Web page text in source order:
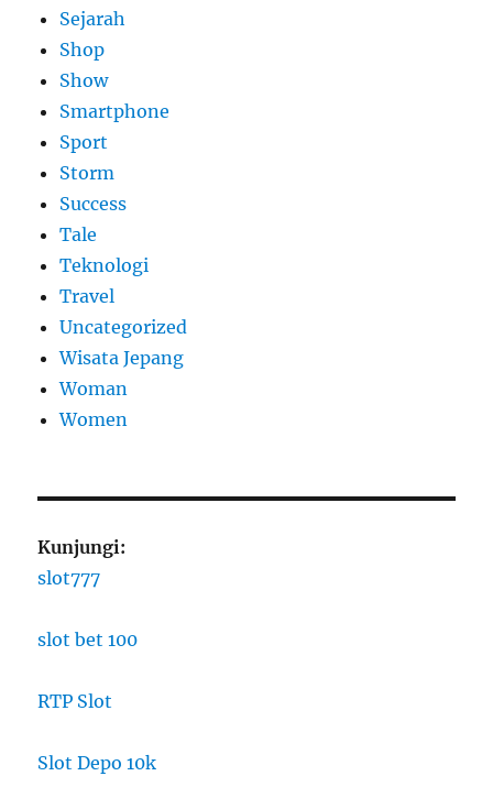
Sejarah
Shop
Show
Smartphone
Sport
Storm
Success
Tale
Teknologi
Travel
Uncategorized
Wisata Jepang
Woman
Women
Kunjungi:
slot777
slot bet 100
RTP Slot
Slot Depo 10k